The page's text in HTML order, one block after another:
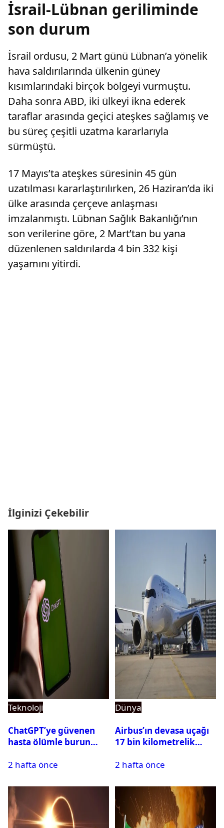
İsrail-Lübnan geriliminde
son durum
İsrail ordusu, 2 Mart günü Lübnan’a yönelik
hava saldırılarında ülkenin güney
kısımlarındaki birçok bölgeyi vurmuştu.
Daha sonra ABD, iki ülkeyi ikna ederek
taraflar arasında geçici ateşkes sağlamış ve
bu süreç çeşitli uzatma kararlarıyla
sürmüştü.
17 Mayıs’ta ateşkes süresinin 45 gün
uzatılması kararlaştırılırken, 26 Haziran’da iki
ülke arasında çerçeve anlaşması
imzalanmıştı. Lübnan Sağlık Bakanlığı’nın
son verilerine göre, 2 Mart’tan bu yana
düzenlenen saldırılarda 4 bin 332 kişi
yaşamını yitirdi.
İlginizi Çekebilir
Teknoloji
ChatGPT’ye güvenen
hasta ölümle burun
davalık oldu
2 hafta önce
Dünya
Airbus’ın devasa uçağı
17 bin kilometrelik
tamamladı
2 hafta önce